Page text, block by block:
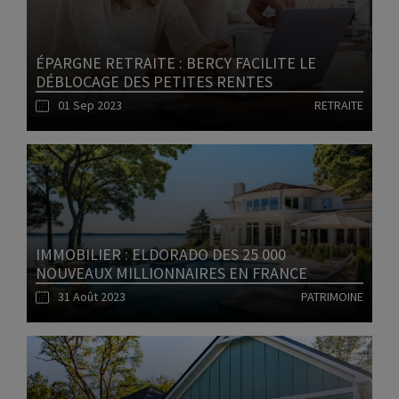
ÉPARGNE RETRAITE : BERCY FACILITE LE
DÉBLOCAGE DES PETITES RENTES
01 Sep 2023 RETRAITE
Lire l'article
IMMOBILIER : ELDORADO DES 25 000
NOUVEAUX MILLIONNAIRES EN FRANCE
31 Août 2023 PATRIMOINE
Lire l'article